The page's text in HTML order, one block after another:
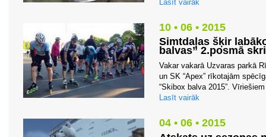
Lasīt vairāk
10 • 06 • 2015
Simtdaļas šķir
balvas” 2.posmā
Vakar vakarā Uzvaras parkā
un SK “Apex” rīkotajām
“Skibox balva 2015”.
Lasīt vairāk
04 • 06 • 2015